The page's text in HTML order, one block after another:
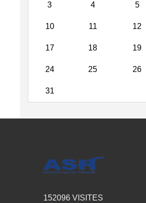
3 4 5
10 11 12
17 18 19
24 25 26
31
152096 VISITES